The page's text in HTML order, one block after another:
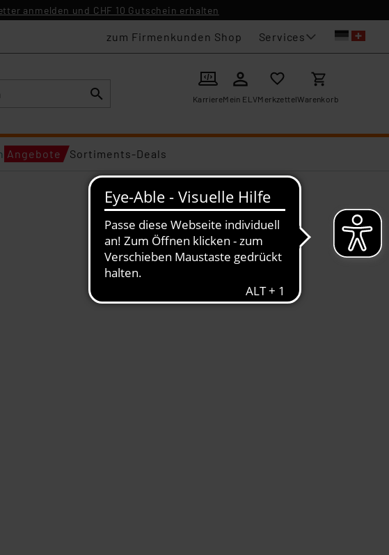
anmelden und CHF 10 Gutschein erhalten
zum Firmenkunden Shop Services
KarriereMein ELVMerkzettelWarenkorb
Angebote Sortiments-Deals